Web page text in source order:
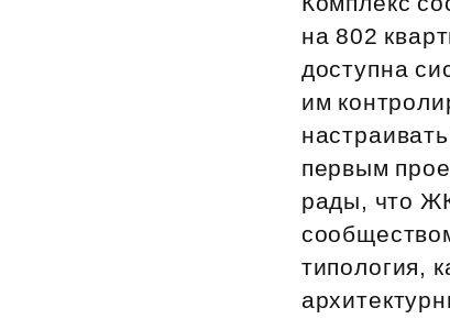
на 802
доступна
им
первым
рады, что
типология,